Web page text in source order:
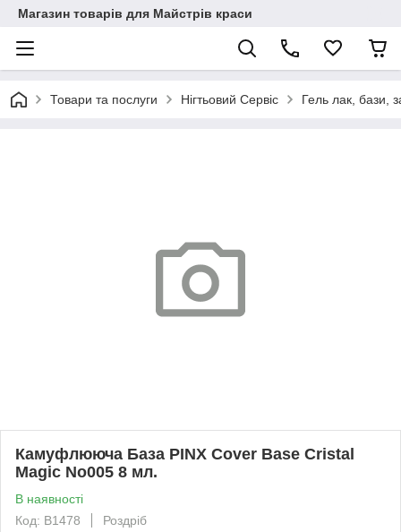
Магазин товарів для Майстрів краси
Товари та послуги Нігтьовий Сервіс Гель лак, бази,
Камуфлююча База PINX Cover Base Cristal
Magic No005 8 мл.
В наявності
Код: B1478
Роздріб